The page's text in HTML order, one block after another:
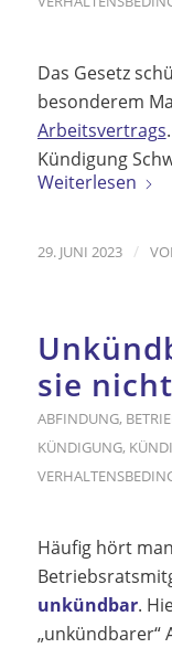
Das Gesetz
besonderem
Arbeitsvertrags
Kündigung
Weiterlesen
29. JUNI 2023 /
sie
ABFINDUNG,
KÜNDIGUNG,
Häufig hört
unkündbar.